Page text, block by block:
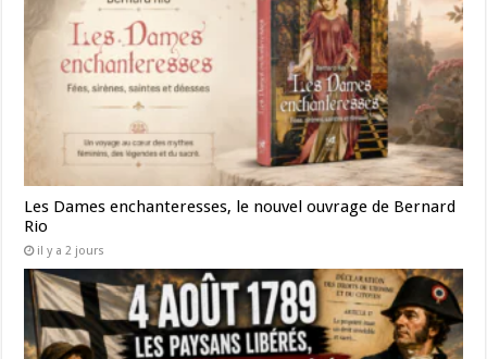
Les Dames enchanteresses, le nouvel ouvrage de Bernard
Rio
il y a 2 jours